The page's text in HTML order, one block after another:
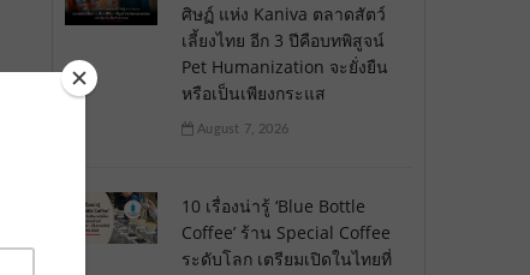
ศิษฏ์ แห่ง Kaniva ตลาดสัตว์
เลี้ยงไทย อีก 3 ปีคือบทพิสูจน์
Pet Humanization จะยั่งยืน
หรือเป็นเพียงกระแส
August 7, 2026
10 เรื่องน่ารู้ ‘Blue Bottle
Coffee’ ร้าน Special Coffee
ระดับโลก เตรียมเปิดในไทยที่